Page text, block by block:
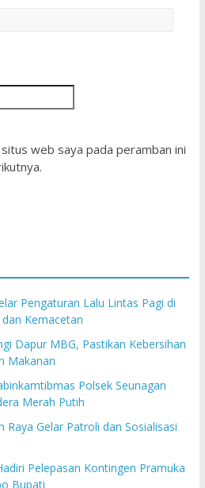
web saya pada peramban ini
Pengaturan Lalu Lintas Pagi di
Kemacetan
Dapur MBG, Pastikan Kebersihan
Makanan
Polsek Seunagan
Merah Putih
Raya Gelar Patroli dan Sosialisasi
Pelepasan Kontingen Pramuka
Bupati